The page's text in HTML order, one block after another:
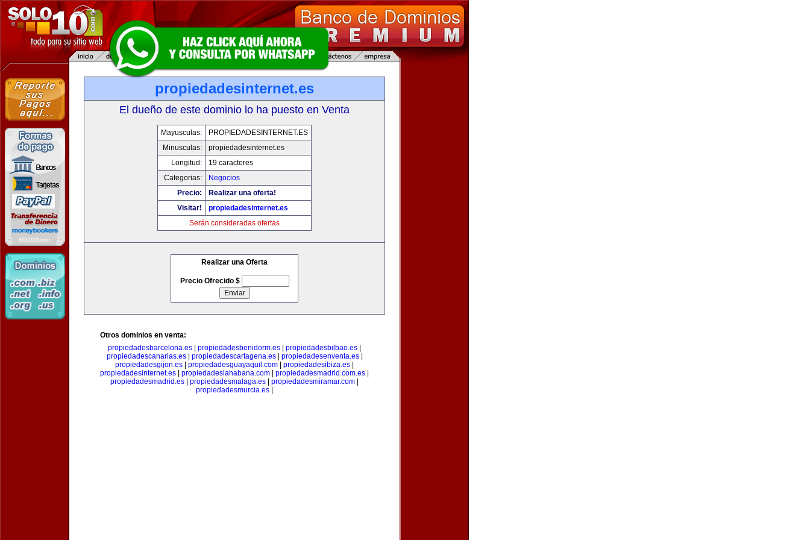
propiedadesinternet.es
El dueño de este dominio lo ha puesto en Venta
Mayusculas:
PROPIEDADESINTERNET.ES
Minusculas:
propiedadesinternet.es
Longitud:
19 caracteres
Categorias:
Negocios
Precio:
Realizar una oferta!
Visitar!
propiedadesinternet.es
Serán consideradas ofertas
Realizar una Oferta
Precio Ofrecido $
Otros dominios en venta:
propiedadesbarcelona.es
propiedadesbenidorm.es propiedadesbilbao.es
propiedadescanarias.es| propiedadescartagena.es| propiedadesenventa.es|
propiedadesgijon.es
propiedadesguayaquil.com propiedadesibiza.es
propiedadesinternet.es
propiedadeslahabana.com propiedadesmadrid.com.es
propiedadesmadrid.es
propiedadesmalaga.es propiedadesmiramar.com
propiedadesmurcia.es